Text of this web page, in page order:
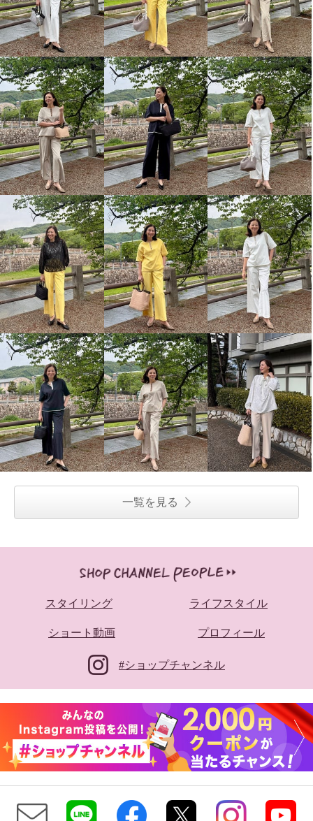
一覧を見る
スタイリング ライフスタイル
ショート動画 プロフィール
#ショップチャンネル